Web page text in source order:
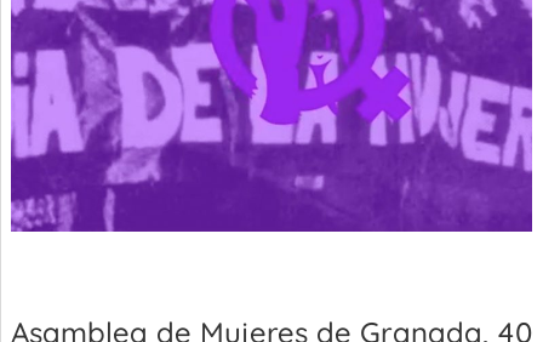
Asamblea de Mujeres de Granada, 40